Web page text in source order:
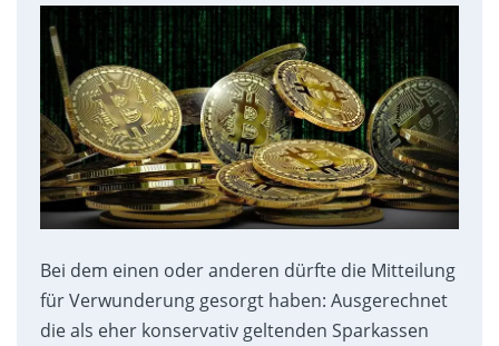
Bei dem einen oder anderen dürfte die Mitteilung
für Verwunderung gesorgt haben: Ausgerechnet
die als eher konservativ geltenden Sparkassen